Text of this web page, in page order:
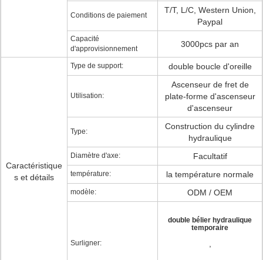
Conditions de paiement
T/T, L/C, Western Union,
Paypal
Capacité
d'approvisionnement
3000pcs par an
Caractéristique
s et détails
Type de support: double boucle d'oreille
Utilisation:
Ascenseur de fret de
plate-forme d'ascenseur
d'ascenseur
Type:
Construction du cylindre
hydraulique
Diamètre d'axe: Facultatif
température: la température normale
modèle: ODM / OEM
Surligner:
double bélier hydraulique
temporaire